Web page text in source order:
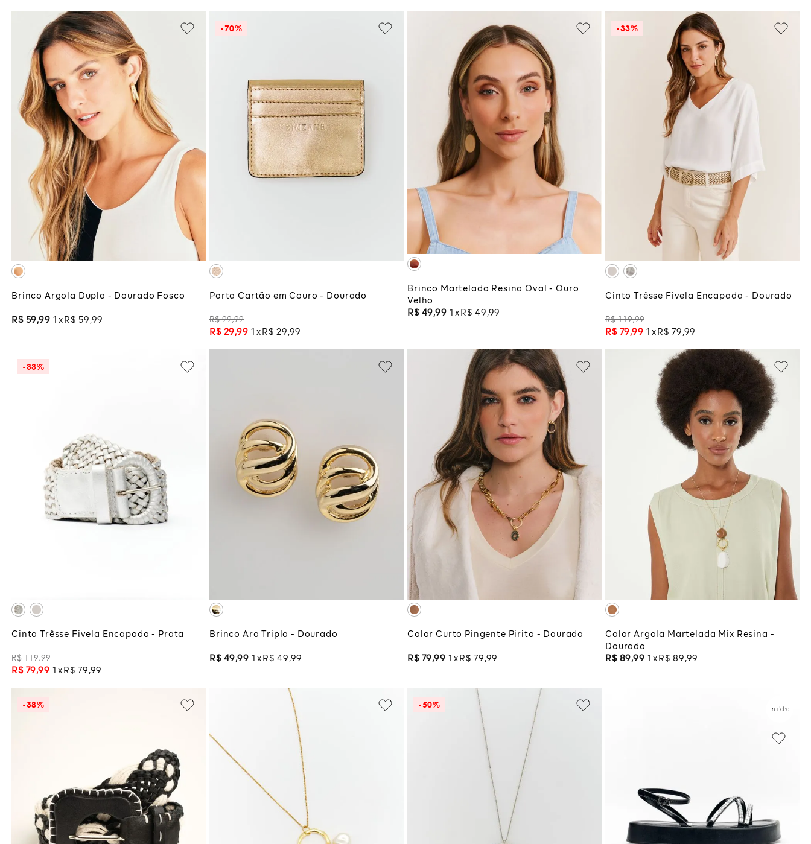
UNICO
ADICIONAR À SACOLA
Brinco Argola Dupla - Dourado Fosco
R$ 59,99 1 R$ 59 ,99
-70%
Porta Cartão em Couro - Dourado
R$ 99,99
R$ 29,99 1 R$ 29 ,99
UNICO
ADICIONAR À SACOLA
Brinco Martelado Resina Oval - Ouro
Velho
R$ 49,99 1 R$ 49 ,99
-33%
ADICIONAR À SACOLA
Cinto Trêsse Fivela Encapada - Dourado
R$ 119,99
R$ 79,99 1 R$ 79 ,99
-33%
Cinto Trêsse Fivela Encapada - Prata
R$ 119,99
R$ 79,99 1 R$ 79 ,99
Brinco Aro Triplo - Dourado
R$ 49,99 1 R$ 49 ,99
UNICO
Colar Curto Pingente Pirita - Dourado
R$ 79,99 1 R$ 79 ,99
UNICO
ADICIONAR À SACOLA
Colar Argola Martelada Mix Resina -
Dourado
R$ 89,99 1 R$ 89 ,99
-38% -50%